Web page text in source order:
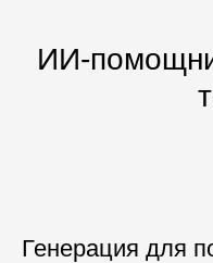
ИИ-
Генерация для